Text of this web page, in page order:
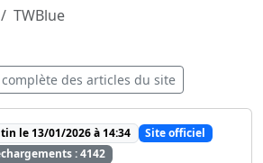
TWBlue
des articles du site
le 13/01/2026 à 14:34
Site officiel
: 4142